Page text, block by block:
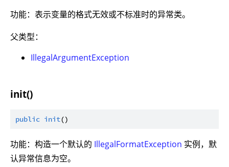
功能：表示变量的格式无效或不标准时的异常类。
父类型：
IllegalArgumentException
init()
public init
功能：构造一个默认的 IllegalFormatException 实例，默
认异常信息为空。